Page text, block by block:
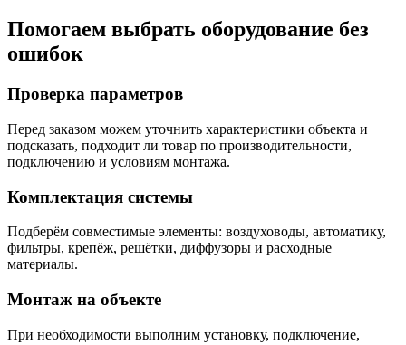
Помогаем выбрать оборудование без
ошибок
Проверка параметров
Перед заказом можем уточнить характеристики объекта и
подсказать, подходит ли товар по производительности,
подключению и условиям монтажа.
Комплектация системы
Подберём совместимые элементы: воздуховоды, автоматику,
фильтры, крепёж, решётки, диффузоры и расходные
материалы.
Монтаж на объекте
При необходимости выполним установку, подключение,